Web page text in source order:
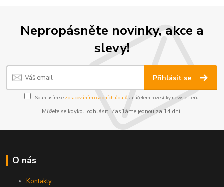
Nepropásněte novinky, akce a
slevy!
Přihlásit se
Souhlasím se zpracováním osobních údajůza účelem rozesílky newsletteru.
Můžete se kdykoli odhlásit. Zasíláme jednou za 14 dní.
O nás
Kontakty